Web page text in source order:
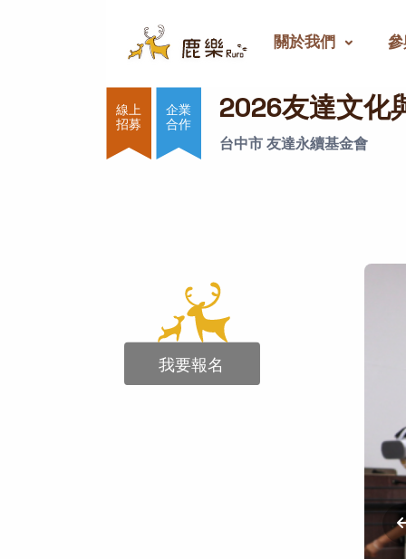
關於我們 參
2026友達文化與綠能的
企業
合作
2026友達文化
台中市 友達永續基金會